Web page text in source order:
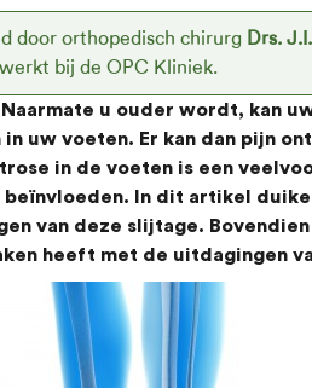
door orthopedisch chirurg Drs.
bij de OPC Kliniek.
u ouder wordt, kan
uw voeten. Er kan dan pijn
in de voeten is een
In dit artikel
van deze slijtage.
heeft met de uitdagingen